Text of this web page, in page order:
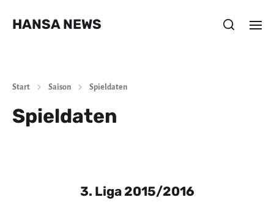
HANSA NEWS
Start Saison Spieldaten
Spieldaten
3. Liga 2015/2016